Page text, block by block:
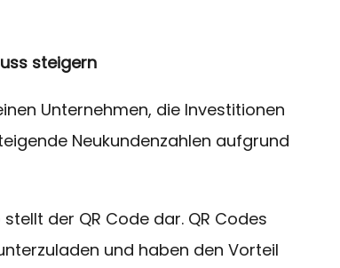
steigern
Unternehmen, die Investitionen
Neukundenzahlen aufgrund
der QR Code dar. QR Codes
und haben den Vorteil